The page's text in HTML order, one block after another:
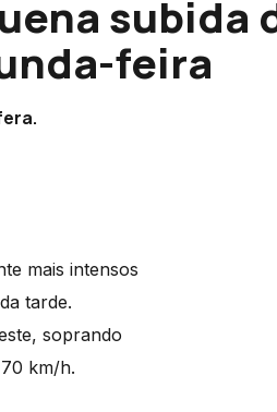
subida
feira
mais intensos
tarde.
soprando
km/h.